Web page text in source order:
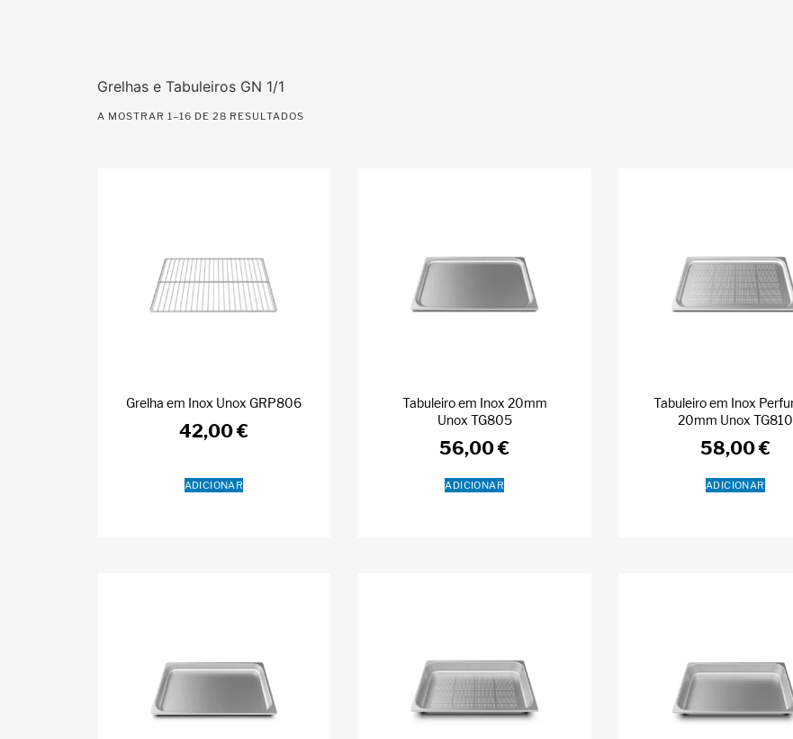
Grelhas e Tabuleiros GN 1/1
A MOSTRAR 1–16 DE 28 RESULTADOS
Grelha em Inox Unox GRP806
42,00€
ADICIONAR
Tabuleiro em Inox 20mm
Unox TG805
56,00€
ADICIONAR
Tabuleiro em Inox
20mm Unox TG810
58,00€
ADICIONAR